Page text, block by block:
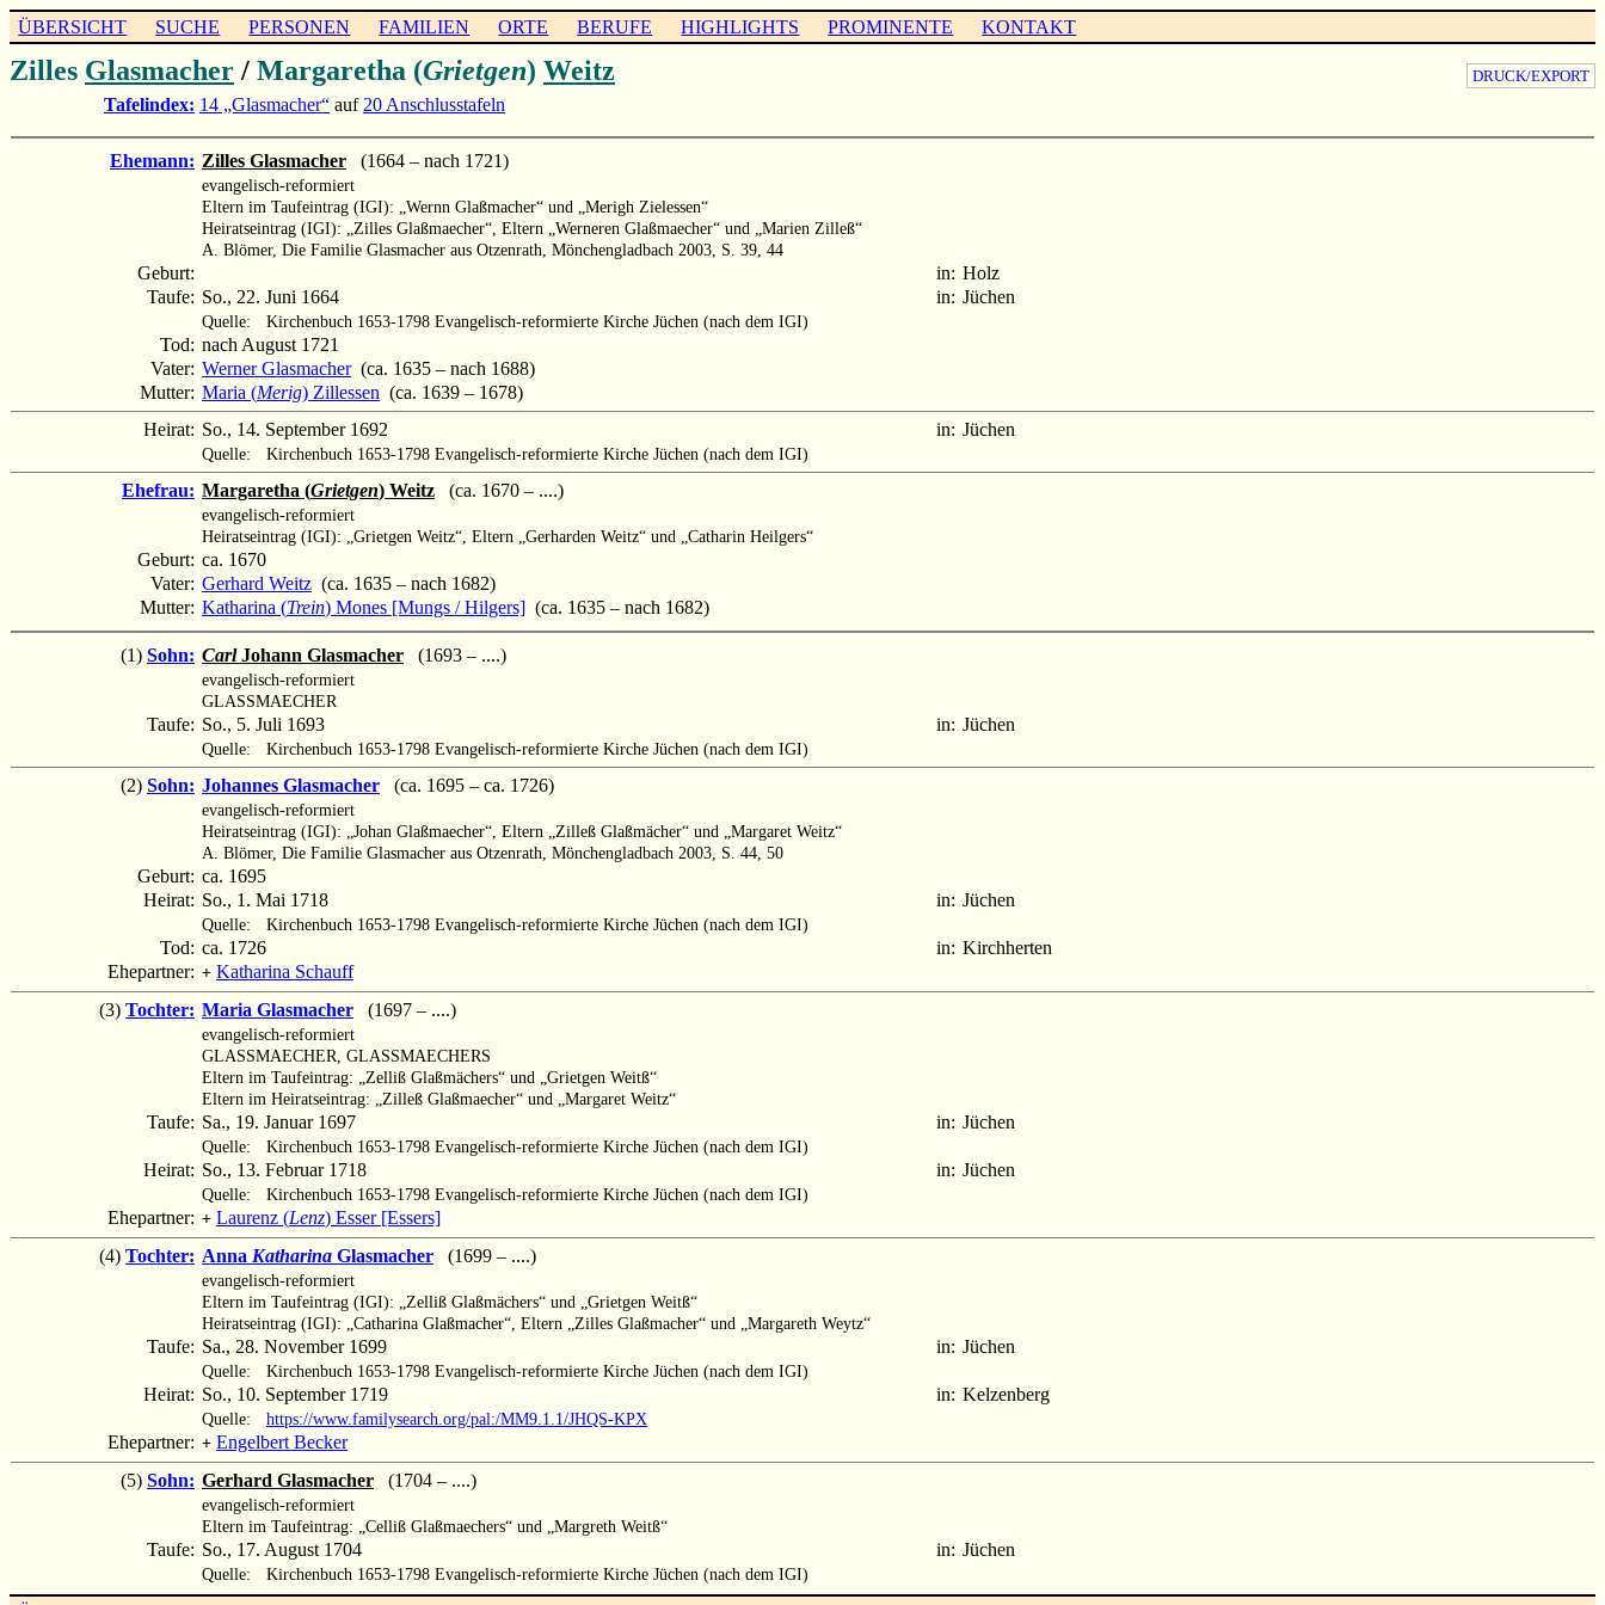
ÜBERSICHT SUCHE PERSONEN FAMILIEN ORTE BERUFE HIGHLIGHTS PROMINENTE KONTAKT
DRUCK/EXPORT
Zilles Glasmacher / Margaretha (Grietgen) Weitz
Tafelindex: 14 „Glasmacher“ auf 20 Anschlusstafeln
Ehemann: Zilles Glasmacher (1664 – nach 1721)
evangelisch-reformiert
Eltern im Taufeintrag (IGI): „Wernn Glaßmacher“ und „Merigh Zielessen“
Heiratseintrag (IGI): „Zilles Glaßmaecher“, Eltern „Werneren Glaßmaecher“ und „Marien Zilleß“
A. Blömer, Die Familie Glasmacher aus Otzenrath, Mönchengladbach 2003, S. 39, 44
Geburt: in: Holz
Taufe: So., 22. Juni 1664 in: Jüchen
Quelle: Kirchenbuch 1653-1798 Evangelisch-reformierte Kirche Jüchen (nach dem IGI)
Tod: nach August 1721
Vater: Werner Glasmacher(ca. 1635 – nach 1688)
Mutter: Maria (Merig) Zillessen (ca. 1639 – 1678)
Heirat: So., 14. September 1692 in: Jüchen
Quelle: Kirchenbuch 1653-1798 Evangelisch-reformierte Kirche Jüchen (nach dem IGI)
Ehefrau: Margaretha (Grietgen) Weitz (ca. 1670 – ....)
evangelisch-reformiert
Heiratseintrag (IGI): „Grietgen Weitz“, Eltern „Gerharden Weitz“ und „Catharin Heilgers“
Geburt: ca. 1670
Vater: Gerhard Weitz (ca. 1635 – nach 1682)
Mutter: Katharina (Trein) Mones [Mungs / Hilgers] (ca. 1635 – nach 1682)
(1) Sohn: CarlJohann Glasmacher (1693 – ....)
evangelisch-reformiert
GLASSMAECHER
Taufe: So., 5. Juli 1693 in: Jüchen
Quelle: Kirchenbuch 1653-1798 Evangelisch-reformierte Kirche Jüchen (nach dem IGI)
(2) Sohn: Johannes Glasmacher (ca. 1695 – ca. 1726)
evangelisch-reformiert
Heiratseintrag (IGI): „Johan Glaßmaecher“, Eltern „Zilleß Glaßmächer“ und „Margaret Weitz“
A. Blömer, Die Familie Glasmacher aus Otzenrath, Mönchengladbach 2003, S. 44, 50
Geburt: ca. 1695
Heirat: So., 1. Mai 1718 in: Jüchen
Quelle: Kirchenbuch 1653-1798 Evangelisch-reformierte Kirche Jüchen (nach dem IGI)
Tod: ca. 1726 in: Kirchherten
Ehepartner: + Katharina Schauff
(3) Tochter: Maria Glasmacher (1697 – ....)
evangelisch-reformiert
GLASSMAECHER, GLASSMAECHERS
Eltern im Taufeintrag: „Zelliß Glaßmächers“ und „Grietgen Weitß“
Eltern im Heiratseintrag: „Zilleß Glaßmaecher“ und „Margaret Weitz“
Taufe: Sa., 19. Januar 1697 in: Jüchen
Quelle: Kirchenbuch 1653-1798 Evangelisch-reformierte Kirche Jüchen (nach dem IGI)
Heirat: So., 13. Februar 1718 in: Jüchen
Quelle: Kirchenbuch 1653-1798 Evangelisch-reformierte Kirche Jüchen (nach dem IGI)
Ehepartner: + Laurenz (Lenz) Esser [Essers]
(4) Tochter: Anna Katharina Glasmacher (1699 – ....)
evangelisch-reformiert
Eltern im Taufeintrag (IGI): „Zelliß Glaßmächers“ und „Grietgen Weitß“
Heiratseintrag (IGI): „Catharina Glaßmacher“, Eltern „Zilles Glaßmacher“ und „Margareth Weytz“
Taufe: Sa., 28. November 1699 in: Jüchen
Quelle: Kirchenbuch 1653-1798 Evangelisch-reformierte Kirche Jüchen (nach dem IGI)
Heirat: So., 10. September 1719 in: Kelzenberg
Quelle: https://www.familysearch.org/pal:/MM9.1.1/JHQS-KPX
Ehepartner: + Engelbert Becker
(5) Sohn: Gerhard Glasmacher (1704 – ....)
evangelisch-reformiert
Eltern im Taufeintrag: „Celliß Glaßmaechers“ und „Margreth Weitß“
Taufe: So., 17. August 1704 in: Jüchen
Quelle: Kirchenbuch 1653-1798 Evangelisch-reformierte Kirche Jüchen (nach dem IGI)